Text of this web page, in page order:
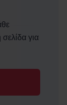
για